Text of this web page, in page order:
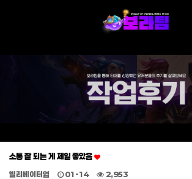
소통 잘 되는 게 제일 좋았음
엘리베이터업 01-14 2,953